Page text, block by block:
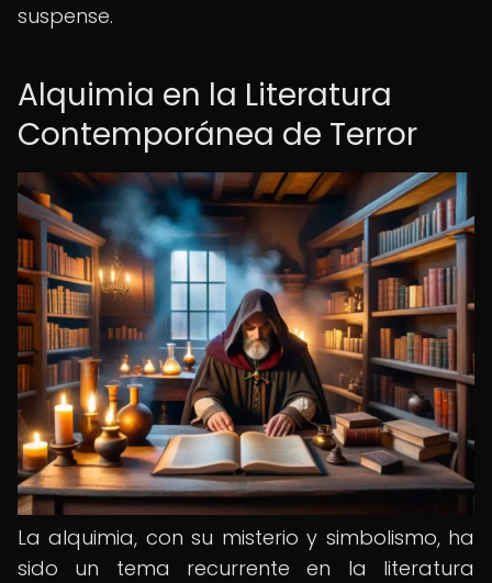
suspense.
Alquimia en la Literatura
Contemporánea de Terror
La alquimia, con su misterio y simbolismo, ha
sido un tema recurrente en la literatura